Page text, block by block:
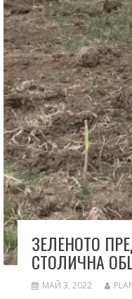
ЗЕЛЕНОТО
СТОЛИЧНА
МАЙ 3, 2022